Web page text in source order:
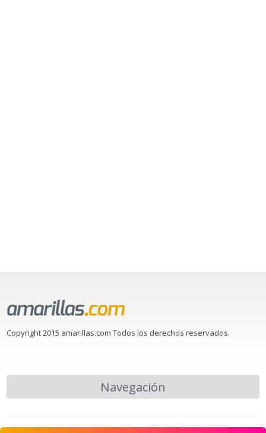
Copyright 2015 amarillas.com Todos los derechos reservados.
Navegación